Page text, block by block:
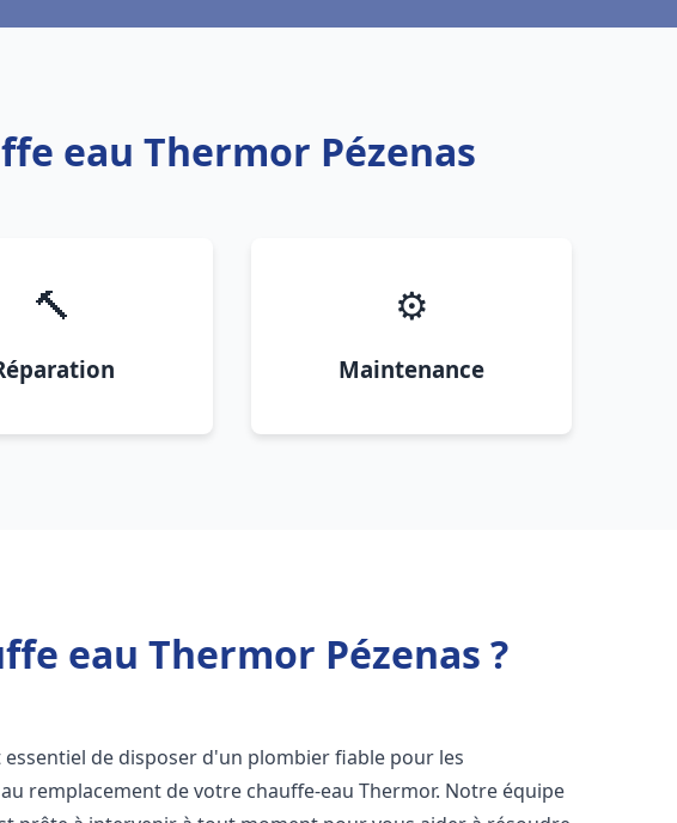
eau Thermor Pézenas
🔨 ⚙️
Maintenance
eau Thermor Pézenas ?
essentiel de disposer d'un plombier fiable pour les
remplacement de votre chauffe-eau Thermor. Notre équipe